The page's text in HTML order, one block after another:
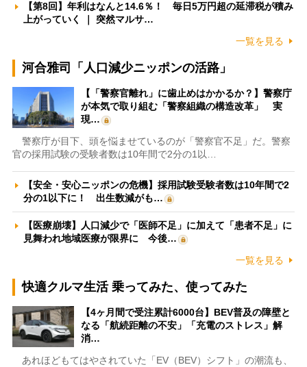
【第8回】年利はなんと14.6％！ 毎日5万円超の延滞税が積み
上がっていく ｜ 突然マルサ…
一覧を見る
河合雅司「人口減少ニッポンの活路」
【「警察官離れ」に歯止めはかかるか？】警察庁
が本気で取り組む「警察組織の構造改革」 実
現…
警察庁が目下、頭を悩ませているのが「警察官不足」だ。警察
官の採用試験の受験者数は10年間で2分の1以…
【安全・安心ニッポンの危機】採用試験受験者数は10年間で2
分の1以下に！ 出生数減がも…
【医療崩壊】人口減少で「医師不足」に加えて「患者不足」に
見舞われ地域医療が限界に 今後…
一覧を見る
快適クルマ生活 乗ってみた、使ってみた
【4ヶ月間で受注累計6000台】BEV普及の障壁と
なる「航続距離の不安」「充電のストレス」解
消…
あれほどもてはやされていた「EV（BEV）シフト」の潮流も、